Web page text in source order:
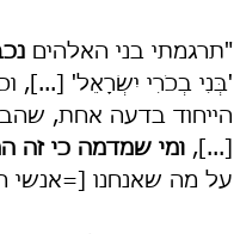
"תרגמתי בני האלהים
'בְּנִי בְכֹרִי יִשְׂרָאֵל' [...],
הייחוד בדעה אחת,
[...], ומי שמדמה כי זה
על מה שאנחנו [=אנשי